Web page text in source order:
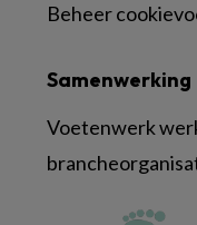
Samenwerking
Voetenwerk
Beheer